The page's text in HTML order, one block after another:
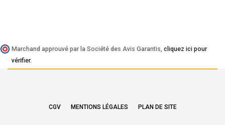
Marchand approuvé par la Société des Avis Garantis, cliquez ici pour
vérifier.
CGV MENTIONS LÉGALES PLAN DE SITE